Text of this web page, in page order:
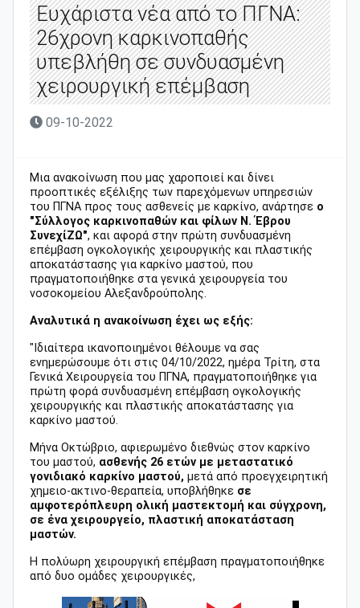
Ευχάριστα νέα από το ΠΓΝΑ:
26χρονη καρκινοπαθής
υπεβλήθη σε συνδυασμένη
χειρουργική επέμβαση
09-10-2022
Μια ανακοίνωση που μας χαροποιεί και δίνει
προοπτικές εξέλιξης των παρεχόμενων υπηρεσιών
του ΠΓΝΑ προς τους ασθενείς με καρκίνο, ανάρτησε ο
"Σύλλογος καρκινοπαθών και φίλων Ν. Έβρου
ΣυνεχίΖΩ", και αφορά στην πρώτη συνδυασμένη
επέμβαση ογκολογικής χειρουργικής και πλαστικής
αποκατάστασης για καρκίνο μαστού, που
πραγματοποιήθηκε στα γενικά χειρουργεία του
νοσοκομείου Αλεξανδρούπολης.
Αναλυτικά η ανακοίνωση έχει ως εξής:
"Ιδιαίτερα ικανοποιημένοι θέλουμε να σας
ενημερώσουμε ότι στις 04/10/2022, ημέρα Τρίτη, στα
Γενικά Χειρουργεία του ΠΓΝΑ, πραγματοποιήθηκε για
πρώτη φορά συνδυασμένη επέμβαση ογκολογικής
χειρουργικής και πλαστικής αποκατάστασης για
καρκίνο μαστού.
Μήνα Οκτώβριο, αφιερωμένο διεθνώς στον καρκίνο
του μαστού, ασθενής 26 ετών με μεταστατικό
γονιδιακό καρκίνο μαστού, μετά από προεγχειρητική
χημειο-ακτινο-θεραπεία, υποβλήθηκε σε
αμφοτερόπλευρη ολική μαστεκτομή και σύγχρονη,
σε ένα χειρουργείο, πλαστική αποκατάσταση
μαστών.
Η πολύωρη χειρουργική επέμβαση πραγματοποιήθηκε
από δυο ομάδες χειρουργικές,